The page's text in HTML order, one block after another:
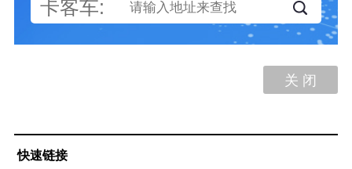
卡客车:
关 闭
快速链接